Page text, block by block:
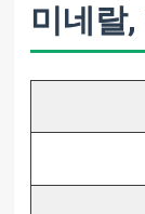
미네랄,